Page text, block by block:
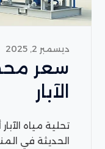
ديسمبر 2, 2025
سعر
الآبار
تحلية مياه
الحديثة في